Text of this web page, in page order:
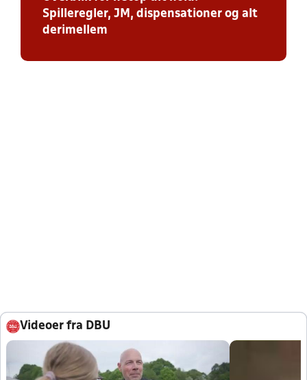
Spilleregler, JM, dispensationer og alt
derimellem
Videoer fra DBU